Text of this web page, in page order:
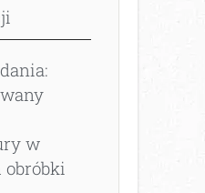
w
obróbki